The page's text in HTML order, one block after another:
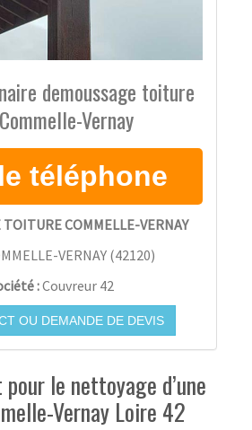
demoussage toiture
Vernay
TOITURE COMMELLE-VERNAY
VERNAY(42120)
:Couvreur 42
OU DEMANDE DE DEVIS
le nettoyage d’une
Vernay Loire 42